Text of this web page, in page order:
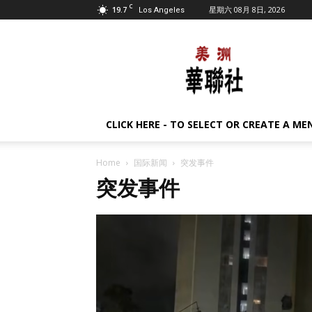
19.7 C Los Angeles 星期六 08月 8日, 2026
美
洲
华
联
CLICK HERE - TO SELECT OR CREATE A
Home 国际新闻 突发事件
突发事件